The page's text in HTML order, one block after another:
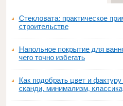
Стекловата: практическое
строительстве
Напольное покрытие для
чего точно избегать
Как подобрать цвет и
сканди, минимализм,